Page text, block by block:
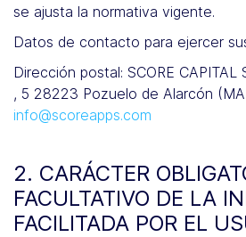
se ajusta la normativa vigente.
Datos de contacto para ejercer
Dirección postal: SCORE CAPITAL
, 5 28223 Pozuelo de Alarcón
info@scoreapps.com
2. CARÁCTER
FACULTATIVO DE LA
FACILITADA POR EL